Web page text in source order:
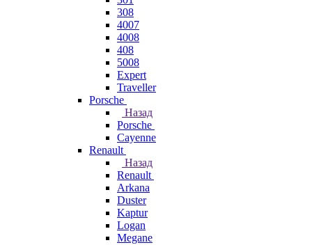
308
4007
4008
408
5008
Expert
Traveller
Porsche
Назад
Porsche
Cayenne
Renault
Назад
Renault
Arkana
Duster
Kaptur
Logan
Megane